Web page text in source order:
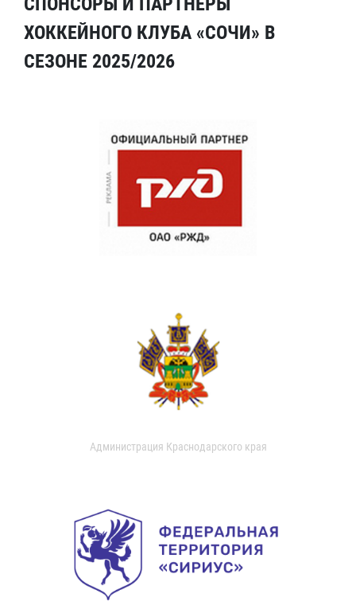
ХОККЕЙНОГО КЛУБА «СОЧИ» В
СЕЗОНЕ 2025/2026
Администрация Краснодарского края